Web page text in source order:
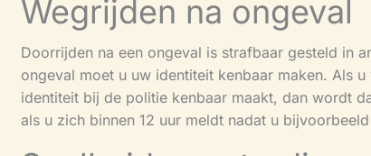
Wegrijden na ongeval
Doorrijden na een ongeval is strafbaar gesteld in
ongeval moet u uw identiteit kenbaar maken. Als
identiteit bij de politie kenbaar maakt, dan wordt
als u zich binnen 12 uur meldt nadat u